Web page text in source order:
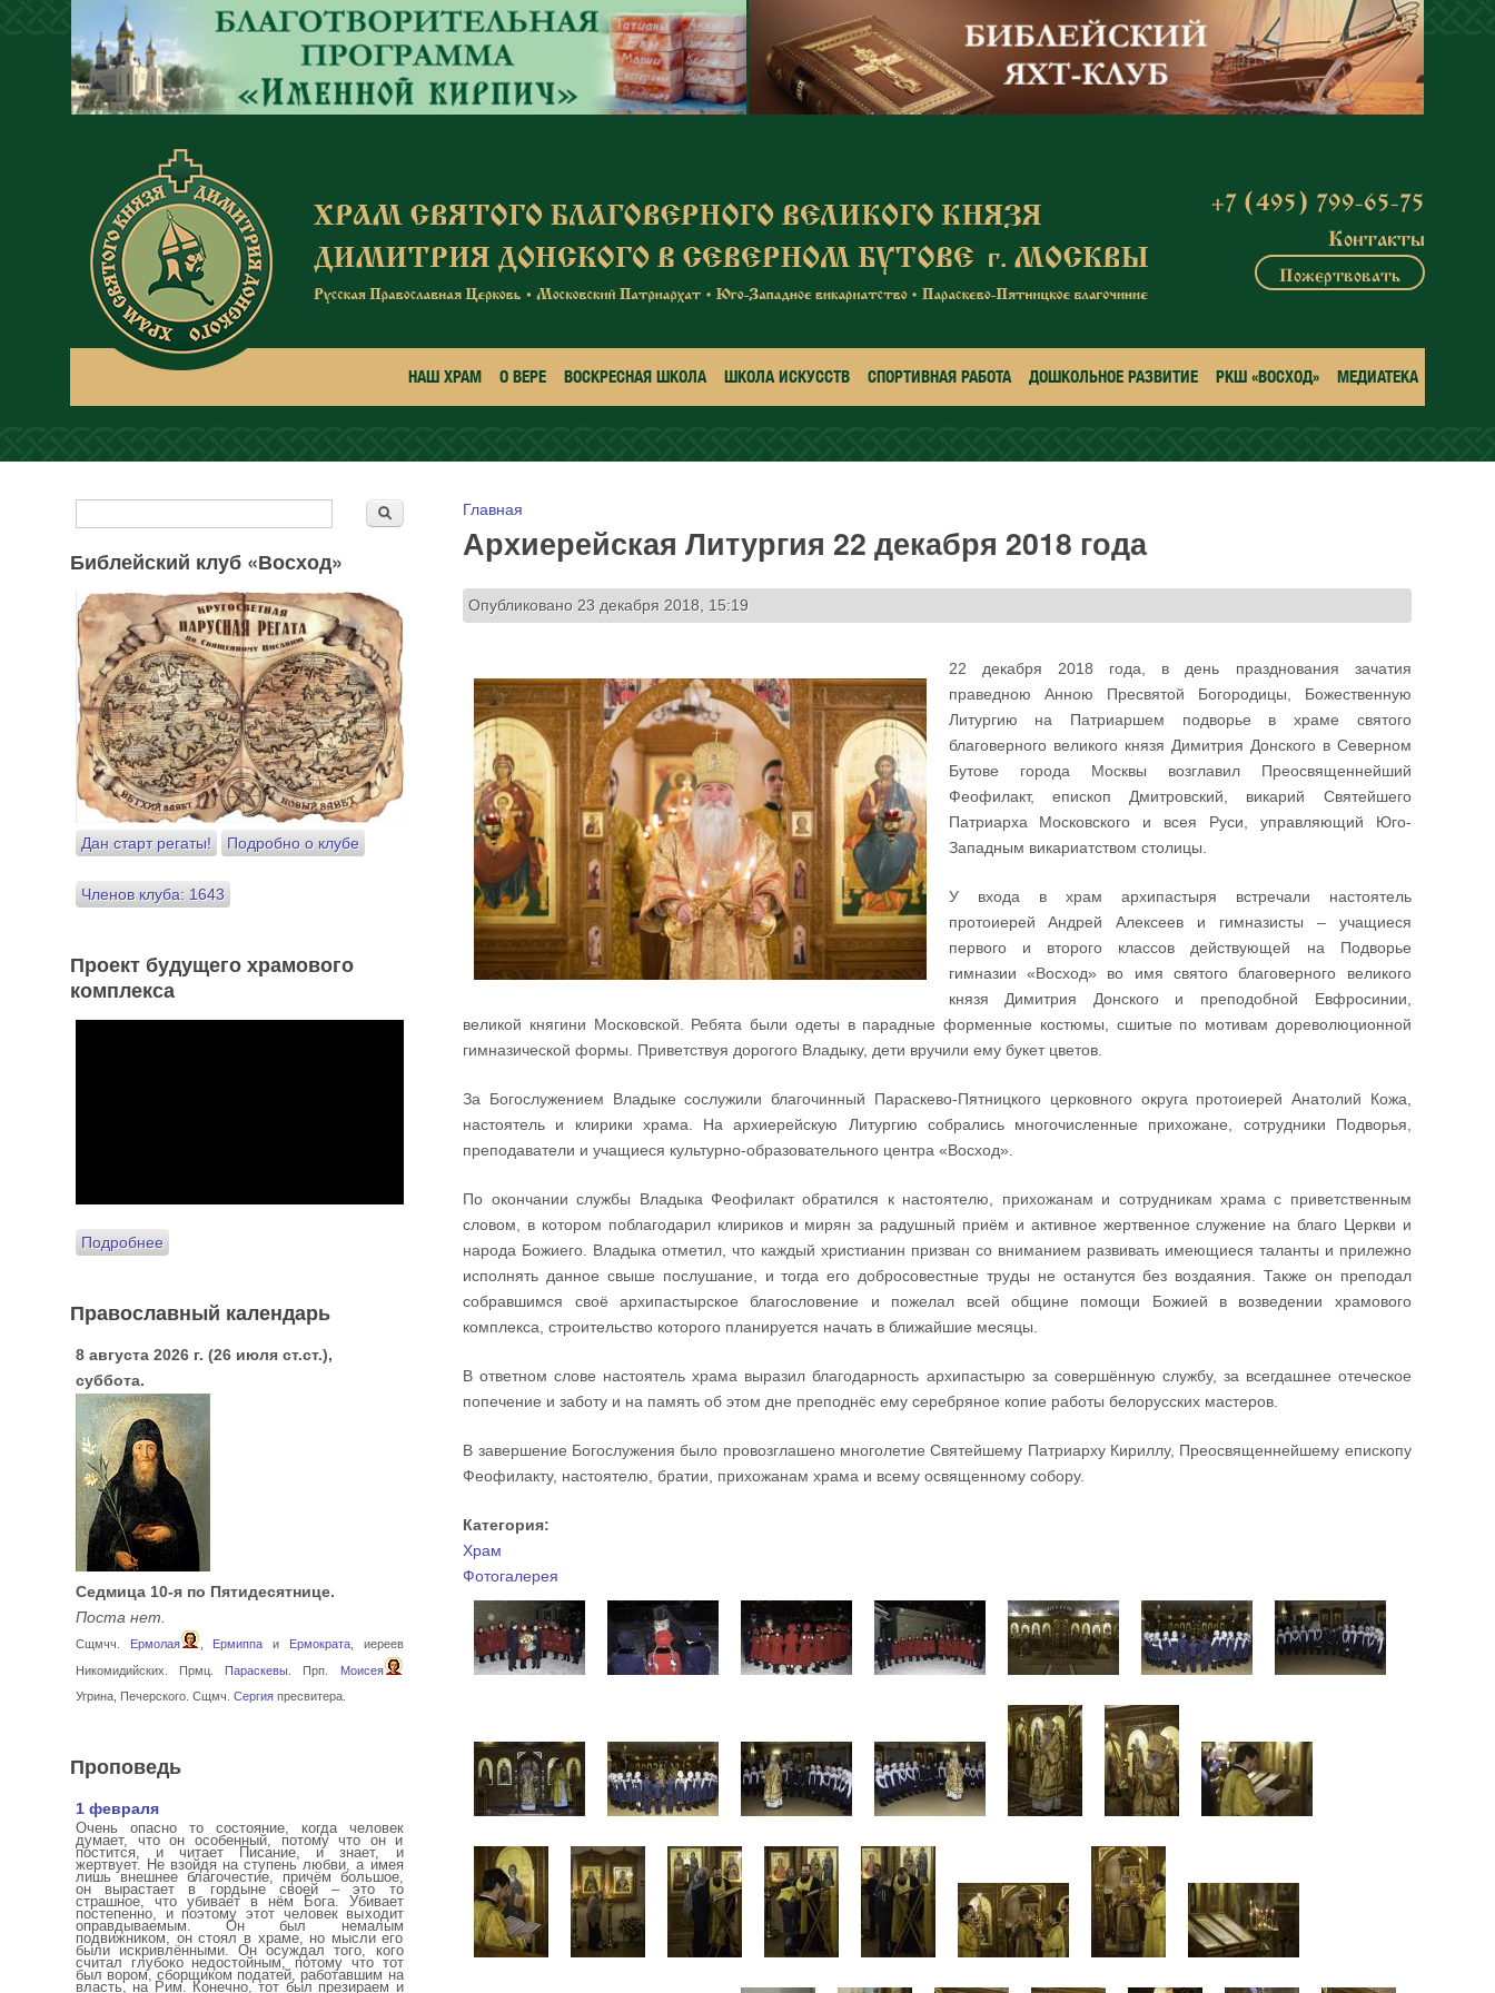
Перейти к основному содержанию
+7 (495) 799-65-75
Контакты
Пожертвовать
НАШ ХРАМ О ВЕРЕ ВОСКРЕСНАЯ ШКОЛА ШКОЛА ИСКУССТВ СПОРТИВНАЯ РАБОТА ДОШКОЛЬНОЕ РАЗВИТИЕ РКШ «ВОСХОД» МЕДИАТЕКА
Вы здесь
Главная
Архиерейская Литургия 22 декабря 2018 года
Опубликовано 23 декабря 2018, 15:19
22 декабря 2018 года, в день празднования зачатия
праведною Анною Пресвятой Богородицы, Божественную
Литургию на Патриаршем подворье в храме святого
благоверного великого князя Димитрия Донского в Северном
Бутове города Москвы возглавил Преосвященнейший
Феофилакт, епископ Дмитровский, викарий Святейшего
Патриарха Московского и всея Руси, управляющий Юго-
Западным викариатством столицы.
У входа в храм архипастыря встречали настоятель
протоиерей Андрей Алексеев и гимназисты – учащиеся
первого и второго классов действующей на Подворье
гимназии «Восход» во имя святого благоверного великого
князя Димитрия Донского и преподобной Евфросинии,
великой княгини Московской. Ребята были одеты в парадные форменные костюмы, сшитые по мотивам дореволюционной
гимназической формы. Приветствуя дорогого Владыку, дети вручили ему букет цветов.
За Богослужением Владыке сослужили благочинный Параскево-Пятницкого церковного округа протоиерей Анатолий Кожа,
настоятель и клирики храма. На архиерейскую Литургию собрались многочисленные прихожане, сотрудники Подворья,
преподаватели и учащиеся культурно-образовательного центра «Восход».
По окончании службы Владыка Феофилакт обратился к настоятелю, прихожанам и сотрудникам храма с приветственным
словом, в котором поблагодарил клириков и мирян за радушный приём и активное жертвенное служение на благо Церкви и
народа Божиего. Владыка отметил, что каждый христианин призван со вниманием развивать имеющиеся таланты и прилежно
исполнять данное свыше послушание, и тогда его добросовестные труды не останутся без воздаяния. Также он преподал
собравшимся своё архипастырское благословение и пожелал всей общине помощи Божией в возведении храмового
комплекса, строительство которого планируется начать в ближайшие месяцы.
В ответном слове настоятель храма выразил благодарность архипастырю за совершённую службу, за всегдашнее отеческое
попечение и заботу и на память об этом дне преподнёс ему серебряное копие работы белорусских мастеров.
В завершение Богослужения было провозглашено многолетие Святейшему Патриарху Кириллу, Преосвященнейшему епископу
Феофилакту, настоятелю, братии, прихожанам храма и всему освященному собору.
Категория:
Храм
Фотогалерея
Форма поиска
Библейский клуб «Восход»
Дан старт регаты! Подробно о клубе
Членов клуба: 1643
Проект будущего храмового
комплекса
Подробнее
Православный календарь
8 августа 2026 г. (26 июля ст.ст.),
суббота.
Седмица 10-я по Пятидесятнице.
Поста нет.
Сщмчч. Ермолая Ермиппа и Ермократа, иереев
Никомидийских. Прмц. Параскевы . Прп.
Моисея
Угрина, Печерского. Сщмч. Сергия пресвитера.
Проповедь
1 февраля
Очень опасно то состояние, когда человек
думает, что он особенный, потому что он и
постится, и читает Писание, и знает, и
жертвует. Не взойдя на ступень любви, а имея
лишь внешнее благочестие, причём большое,
он вырастает в гордыне своей – это то
страшное, что убивает в нём Бога. Убивает
постепенно, и поэтому этот человек выходит
оправдываемым. Он был немалым
подвижником, он стоял в храме, но мысли его
были искривлёнными. Он осуждал того, кого
считал глубоко недостойным, потому что тот
был вором, сборщиком податей, работавшим на
власть, на Рим. Конечно, тот был презираем и